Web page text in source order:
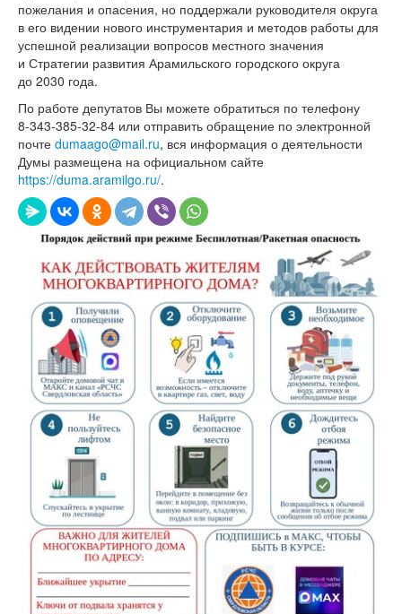
пожелания и опасения, но поддержали руководителя округа
в его видении нового инструментария и методов работы для
успешной реализации вопросов местного значения
и Стратегии развития Арамильского городского округа
до 2030 года.
По работе депутатов Вы можете обратиться по телефону
8-343-385-32-84 или отправить обращение по электронной
почте dumaago@mail.ru, вся информация о деятельности
Думы размещена на официальном сайте
https://duma.aramilgo.ru/.